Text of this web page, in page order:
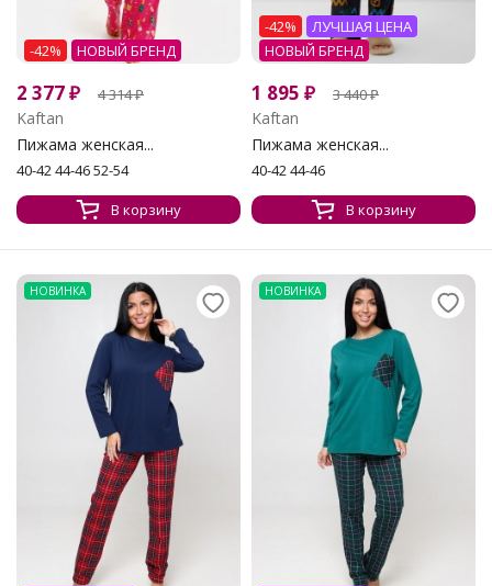
-42% НОВЫЙ БРЕНД
2 377₽ 4 314₽
Kaftan
Пижама женская...
40-42 44-46 52-54
В корзину
-42%
ЛУЧШАЯ ЦЕНА
НОВЫЙ БРЕНД
1 895 ₽ 3 440₽
Kaftan
Пижама женская...
40-42 44-46
В корзину
НОВИНКА НОВИНКА